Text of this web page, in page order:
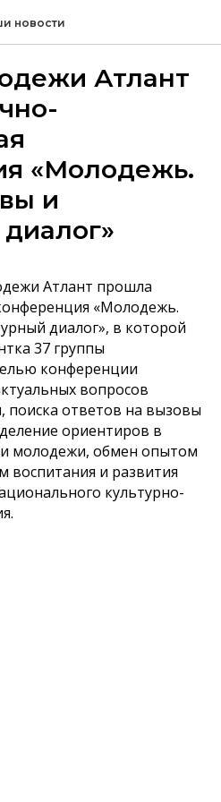
новости
Атлант
«Молодежь.
и
Атлант прошла
«Молодежь.
диалог», в которой
37 группы
конференции
вопросов
ответов на вызовы
ориентиров в
молодежи, обмен опытом
воспитания и развития
культурно-